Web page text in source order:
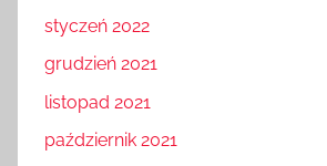
styczeń 2022
grudzień 2021
listopad 2021
październik 2021